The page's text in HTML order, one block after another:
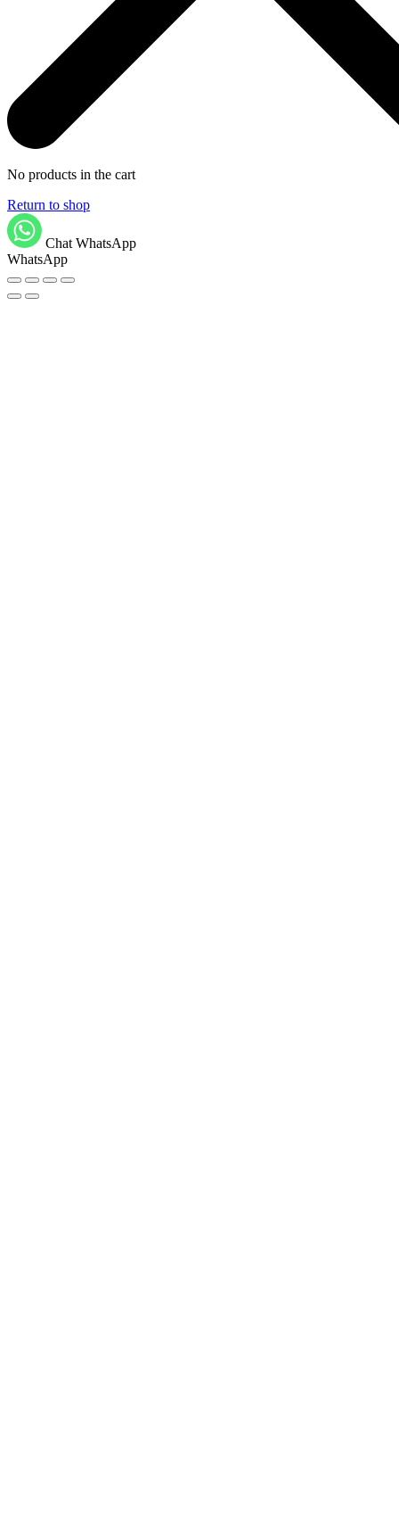
No products in the cart
Return to shop
Chat WhatsApp
WhatsApp